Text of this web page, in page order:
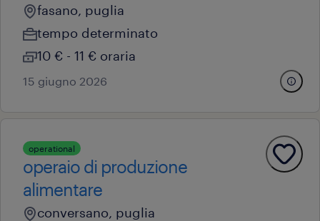
fasano, puglia
tempo determinato
10 € - 11 € oraria
15 giugno 2026
operational
operaio di produzione
alimentare
conversano, puglia